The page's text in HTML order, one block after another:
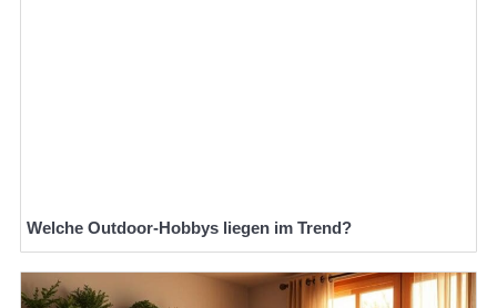
Welche Outdoor-Hobbys liegen im Trend?